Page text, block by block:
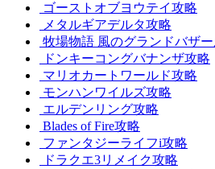
ゴーストオブヨウテイ攻略
メタルギアデルタ攻略
牧場物語 風のグランドバザ
ドンキーコングバナンザ攻略
マリオカートワールド攻略
モンハンワイルズ攻略
エルデンリング攻略
Blades of Fire攻略
ファンタジーライフi攻略
ドラクエ3リメイク攻略